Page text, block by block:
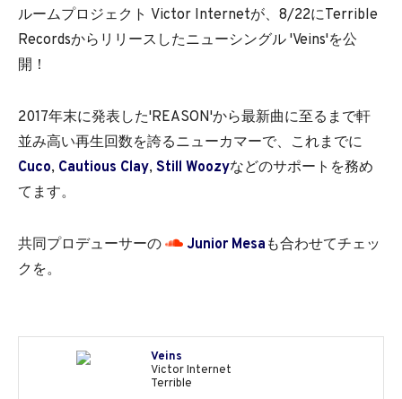
ルームプロジェクト Victor Internetが、8/22にTerrible
Recordsからリリースしたニューシングル 'Veins'を公
開！
2017年末に発表した'REASON'から最新曲に至るまで軒
並み高い再生回数を誇るニューカマーで、これまでに
Cuco, Cautious Clay, Still Woozyなどのサポートを務め
てます。
共同プロデューサーの Junior Mesa も合わせてチェッ
クを。
Veins
Victor Internet
Terrible